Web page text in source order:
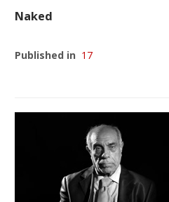
Naked
Published in 17